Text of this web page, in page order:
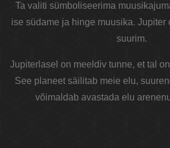
Ta valiti sümboliseerima
ise südame ja hinge muusika. Jupiter
suurim.
Jupiterlasel on meeldiv tunne, et tal
See planeet säilitab meie elu,
võimaldab avastada elu